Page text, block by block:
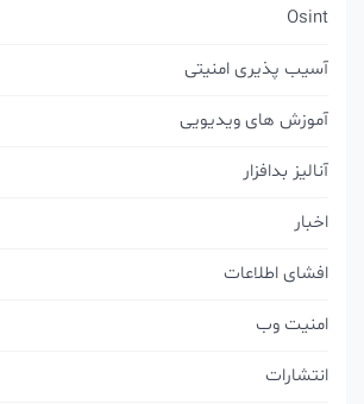
Osint
آسیب پذیری امنیتی
آموزش های ویدیویی
آنالیز بدافزار
افشای اطلاعات
امنیت وب
انتشارات